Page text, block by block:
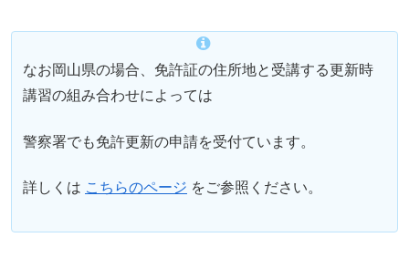
なお岡山県の場合、免許証の住所地と受講する更新時
講習の組み合わせによっては
警察署でも免許更新の申請を受付ています。
詳しくは こちらのページ をご参照ください。